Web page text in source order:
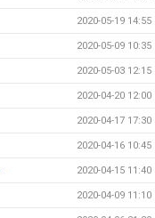
2020-05-19 14:55
2020-05-09 10:35
2020-05-03 12:15
2020-04-20 12:00
2020-04-17 17:30
2020-04-16 10:45
2020-04-15 11:40
2020-04-09 11:10